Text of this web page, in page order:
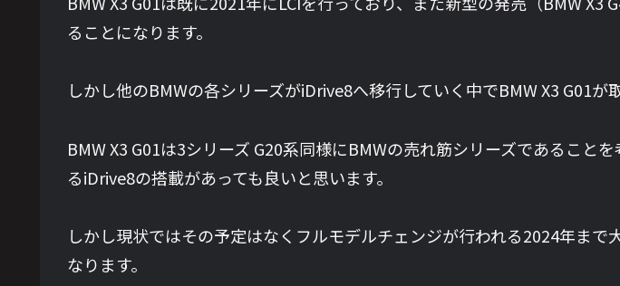
ることになります。
しかし他のBMWの各シリーズがiDrive8へ移行していく中でBMW X3 G01
BMW X3 G01は3シリーズ G20系同様にBMWの売れ筋シリーズであること
るiDrive8の搭載があっても良いと思います。
しかし現状ではその予定はなくフルモデルチェンジが行われる2024年ま
なります。